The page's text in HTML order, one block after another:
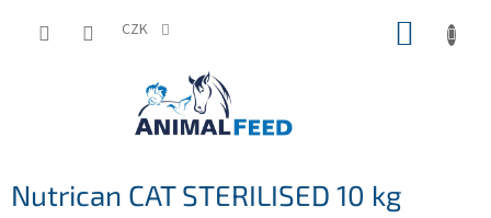
CZK
Nutrican CAT STERILISED 10 kg